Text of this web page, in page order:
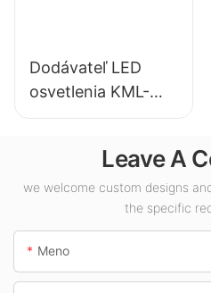
Dodávateľ LED
osvetlenia KML-
CLA 100W pre
ako sú čerpacie
stanice a
Leave A
we welcome custom designs
the specific
Meno